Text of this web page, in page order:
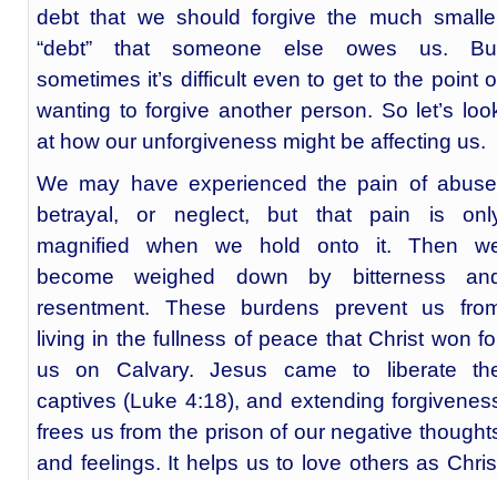
debt that we should forgive the much
“debt” that someone else owes us.
sometimes it’s difficult even to get to the point
wanting to forgive another person. So let’s
at how our unforgiveness might be affecting us.
We may have experienced the pain of
betrayal, or neglect, but that pain is
magnified when we hold onto it. Then
become weighed down by bitterness
resentment. These burdens prevent us
living in the fullness of peace that Christ won
us on Calvary. Jesus came to liberate
captives (Luke 4:18), and extending
frees us from the prison of our negative
and feelings. It helps us to love others as